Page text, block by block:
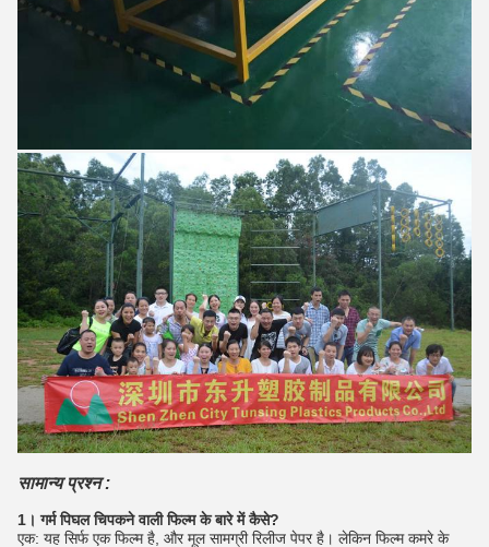
सामान्य प्रश्न :
1। गर्म पिघल चिपकने वाली फिल्म के बारे में कैसे?
एक: यह सिर्फ एक फिल्म है, और मूल सामग्री रिलीज पेपर है। लेकिन फिल्म कमरे के